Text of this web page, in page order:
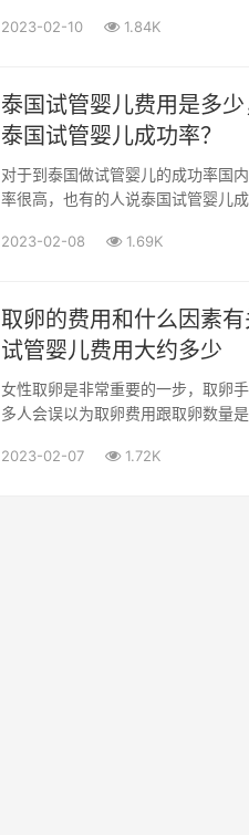
2023-02-10 1.84K
泰国试管婴儿费用是多
泰国试管婴儿成功率？
对于到泰国做试管婴儿的成功率国
率很高，也有的人说泰国试管婴儿
2023-02-08 1.69K
取卵的费用和什么因素
试管婴儿费用大约多少
女性取卵是非常重要的一步，取卵
多人会误以为取卵费用跟取卵数量
2023-02-07 1.72K